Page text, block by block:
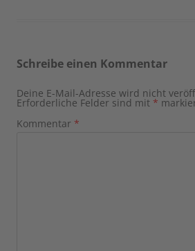
Schreibe einen Kommentar
Deine E-Mail-Adresse wird nicht
Erforderliche Felder sind mit *
Kommentar *